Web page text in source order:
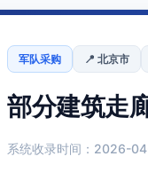
军队采购 📍 北京市
部分建筑走
系统收录时间：2026-